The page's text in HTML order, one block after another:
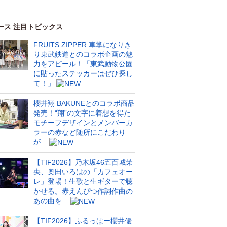
ス 注目トピックス
FRUITS ZIPPER 車掌になりき
り東武鉄道とのコラボ企画の魅
力をアピール！「東武動物公園
に貼ったステッカーはぜひ探し
て！」
櫻井翔 BAKUNEとのコラボ商品
発売！“翔”の文字に着想を得た
モチーフデザインとメンバーカ
ラーの赤など随所にこだわり
が…
【TIF2026】乃木坂46五百城茉
央、奥田いろはの「カフェオー
レ」登場！生歌と生ギターで聴
かせる。赤えんぴつ作詞作曲の
あの曲を…
【TIF2026】ふるっぱー櫻井優